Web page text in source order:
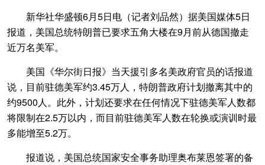
新华社华盛顿6月5日电（记者刘品然）据美国媒体5日
报道，美国总统特朗普已要求五角大楼在9月前从德国撤走
近万名美军。
美国《华尔街日报》当天援引多名美政府官员的话报道
说，目前驻德美军约3.45万人，特朗普政府计划撤离其中的
约9500人。此外，计划还要求在任何情况下驻德美军人数都
将限制在2.5万以内，而目前驻德美军人数在轮换或演训时最
多能增至5.2万。
报道说，美国总统国家安全事务助理奥布莱恩签署的备